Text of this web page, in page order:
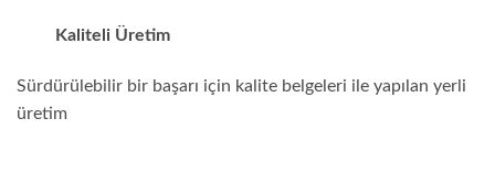
Kaliteli Üretim
Sürdürülebilir bir başarı için kalite belgeleri ile yapılan yerli
üretim